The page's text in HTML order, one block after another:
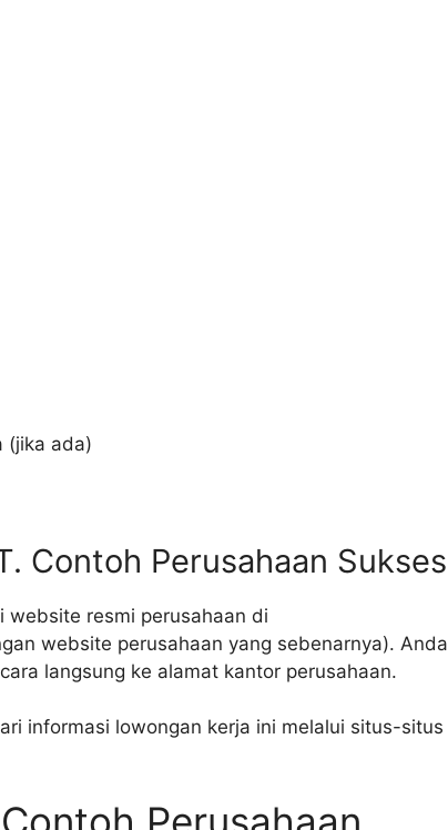
(jika ada)
Contoh Perusahaan Sukses
website resmi perusahaan di
website perusahaan yang sebenarnya). Anda
langsung ke alamat kantor perusahaan.
informasi lowongan kerja ini melalui situs-situs
Perusahaan